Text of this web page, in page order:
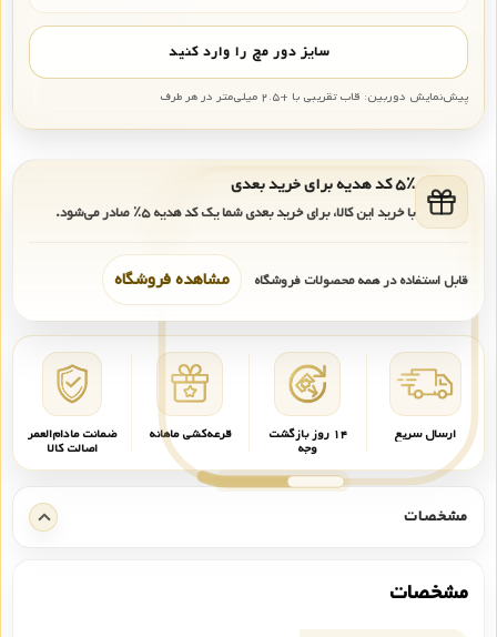
سایز دور مچ را وارد کنید
پیش‌نمایش دوربین: قاب تقریبی با +۲.۵ میلی‌متر در هر طرف
۵٪ کد هدیه برای خرید بعدی
با خرید این کالا، برای خرید بعدی شما یک کد هدیه۵٪ صادر می‌شود.
قابل استفاده در همه محصولات فروشگاه مشاهده فروشگاه
ارسال سریع ۱۴ روز بازگشت
وجه
قرعه‌کشی ماهانه ضمانت مادام‌العمر
اصالت کالا
مشخصات
مشخصات